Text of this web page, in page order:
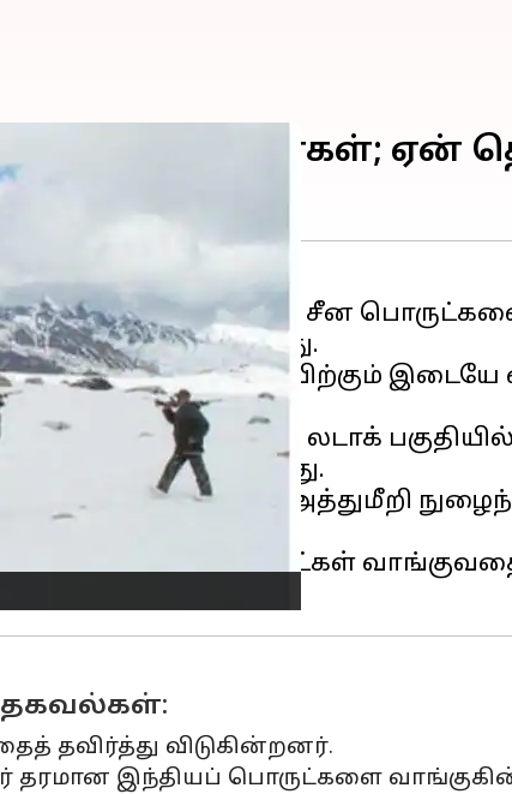
இந்தியர்கள்; ஏன்
நிறைய இந்தியர்கள் சீன
தெரியவந்துள்ளது.
சீனாவிற்கும்
இராணுவங்களும் லடாக்
பல மோதல்கள் நடந்தது.
தவாங் பகுதிக்குள் அத்துமீறி
இந்தியர்கள் சீன பொருட்கள்
தகவல்கள்:
தவிர்த்து விடுகின்றனர்.
தரமான இந்தியப் பொருட்களை